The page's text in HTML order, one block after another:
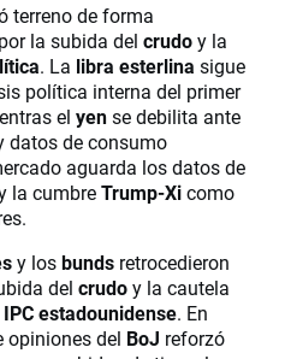
terreno de forma
la subida del crudoy la
. La libra esterlina sigue
política interna del primer
el yense debilita ante
datos de consumo
aguarda los datos de
la cumbreTrump-Xicomo
y losbunds retrocedieron
del crudoy la cautela
IPC estadounidense. En
opiniones del BoJ reforzó